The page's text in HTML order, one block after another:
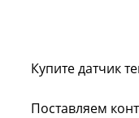
Купите датчик
Поставляем